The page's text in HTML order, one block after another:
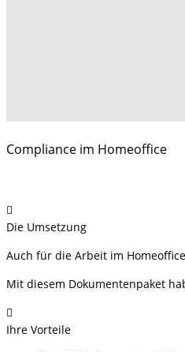
Compliance im Homeoffice
Die Umsetzung
Auch für die Arbeit im
Mit diesem Dokumentenpaket
Ihre Vorteile